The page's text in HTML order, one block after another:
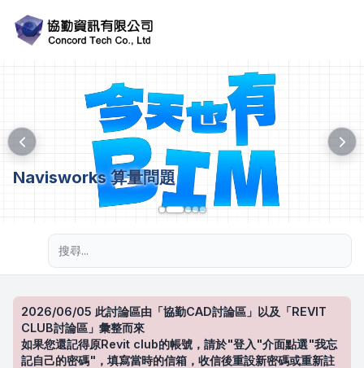
Navisworks 算量問題
2026/06/05 此討論區由「協勤CAD討論區」以及「REVIT
CLUB討論區」彙整而來
如果您還記得原Revit club的帳號，請於"登入"介面點選"我忘
記自己的密碼"，填寫當時的信箱，收信後重設新密碼或重新註